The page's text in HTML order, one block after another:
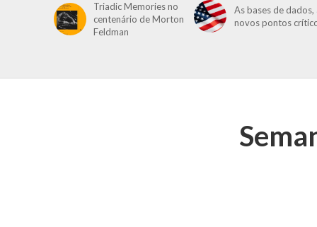
Triadic Memories no
centenário de Morton
Feldman
As bases de dados,
novos pontos